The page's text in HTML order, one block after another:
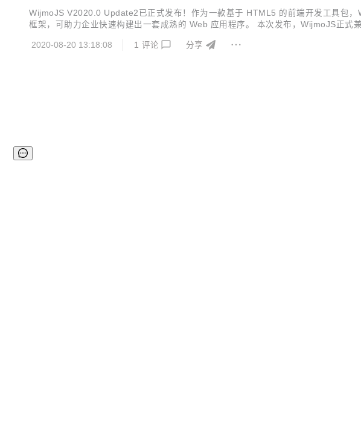
WijmoJS V2020.0 Update2已正式发布！作为一款基于 HTML5 的前端开发工具包
框架，可助力企业快速构建出一套成熟的 Web 应用程序。 本次发布，WijmoJS正
2020-08-20 13:18:08
1 评论 分享